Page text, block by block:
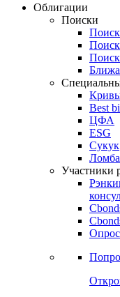
Облигации
Поиски
Best
ЦФА
ESG
Сукук
Участники